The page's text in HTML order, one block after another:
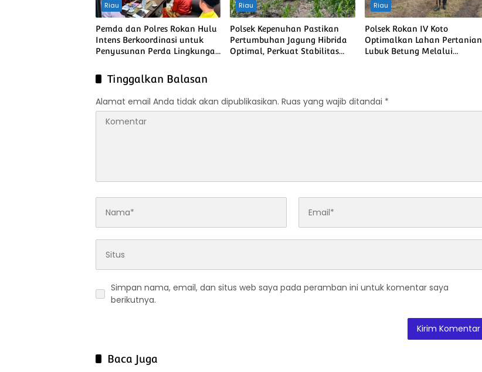
Riau
Pemda dan Polres Rokan Hulu
Intens Berkoordinasi untuk
Penyusunan Perda Lingkungan
Mendukung Program Green
Policing
Riau
Polsek Kepenuhan Pastikan
Pertumbuhan Jagung Hibrida
Optimal, Perkuat Stabilitas
Riau
Polsek Rokan IV Koto
Optimalkan Lahan Pertanian
Lubuk Betung Melalui
Tinggalkan Balasan
Alamat email Anda tidak akan dipublikasikan. Ruas yang wajib ditandai *
Simpan nama, email, dan situs web saya pada peramban ini untuk komentar saya
berikutnya.
Baca Juga